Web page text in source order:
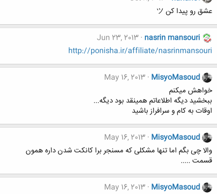
عشق رو پیدا کن ツ
nasrin mansouri
Jun 23, 2013
http://ponisha.ir/affiliate/nasrinmansouri
MisyoMasoud
May 16, 2013
خواهش میکنم
ببخشید دیگه اطلاعاتم همینقد بود دیگه...
اوقات به کام و سرافراز باشید
MisyoMasoud
May 16, 2013
والا چی بگم اما تنها مشکلی که مسنجر برا کانکت شدن داره همون
قسمت .....
MisyoMasoud
May 16, 2013